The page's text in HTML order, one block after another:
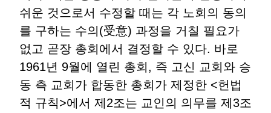
쉬운 것으로서 수정할 때는 각 노회의 동의
를 구하는 수의(受意) 과정을 거칠 필요가
없고 곧장 총회에서 결정할 수 있다. 바로
1961년 9월에 열린 총회, 즉 고신 교회와 승
동 측 교회가 합동한 총회가 제정한 <헌법
적 규칙>에서 제2조는 교인의 의무를 제3조